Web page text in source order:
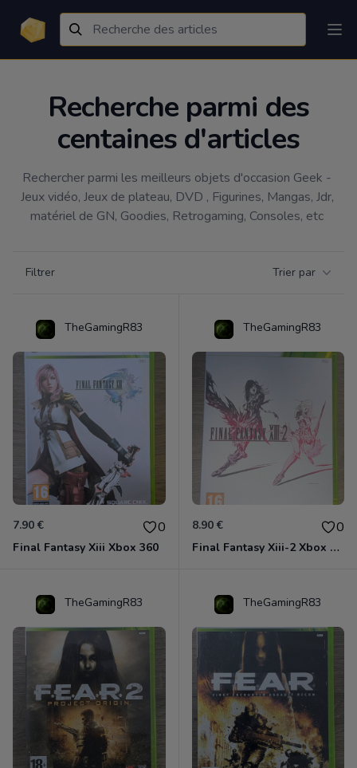
Recherche parmi des
centaines d'articles
Rechercher parmi les meilleurs objets d'occasion Geek -
Jeux vidéo, Jeux de plateau, DVD , Figurines, Mangas, Jdr,
matériel de GN, Goodies, Retrogaming, Consoles, etc
Filtrer Trier par
TheGamingR83
7.90 € 0
Final Fantasy Xiii Xbox 360
TheGamingR83
8.90 € 0
Final Fantasy Xiii-2 Xbox 360
TheGamingR83 TheGamingR83